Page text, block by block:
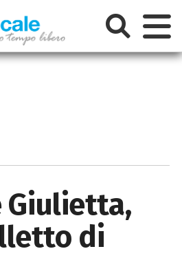
Giulietta,
di